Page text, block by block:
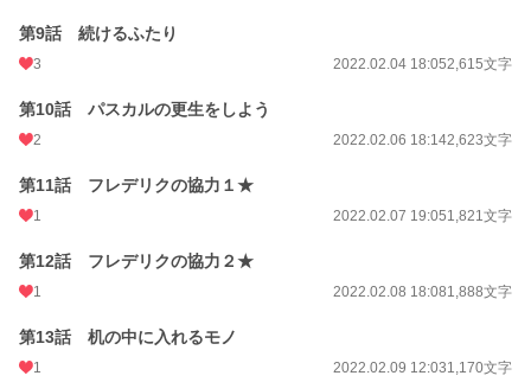
第9話 続けるふたり
3 2022.02.04 18:052,615文字
第10話 パスカルの更生をしよう
2 2022.02.06 18:142,623文字
第11話 フレデリクの協力１★
1 2022.02.07 19:051,821文字
第12話 フレデリクの協力２★
1 2022.02.08 18:081,888文字
第13話 机の中に入れるモノ
1 2022.02.09 12:031,170文字